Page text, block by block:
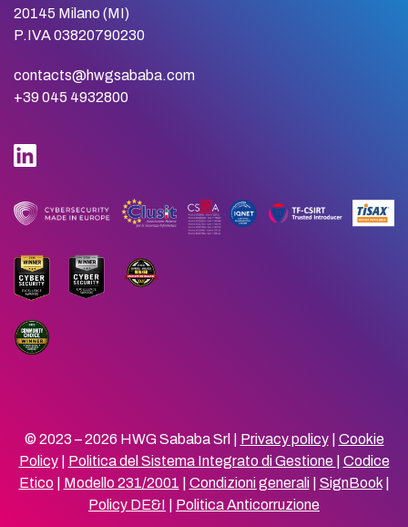
20145 Milano (MI)
P.IVA 03820790230
contacts@hwgsababa.com
+39 045 4932800
© 2023 – 2026 HWG Sababa Srl | Privacy policy| Cookie
Policy| Politica del Sistema Integrato di Gestione
Codice
Etico| Modello 231/2001 Condizioni generali| SignBook|
Policy DE&I
Politica Anticorruzione